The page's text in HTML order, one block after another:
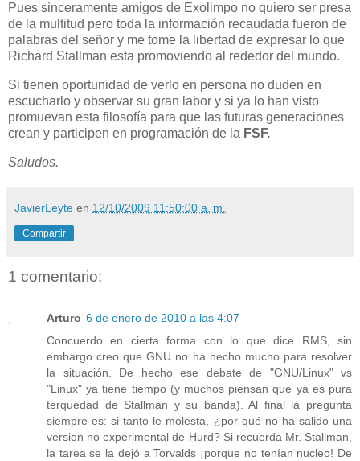
Pues sinceramente amigos de Exolimpo no quiero ser presa
de la multitud pero toda la información recaudada fueron de
palabras del señor y me tome la libertad de expresar lo que
Richard Stallman esta promoviendo al rededor del mundo.
Si tienen oportunidad de verlo en persona no duden en
escucharlo y observar su gran labor y si ya lo han visto
promuevan esta filosofía para que las futuras generaciones
crean y participen en programación de la FSF.
Saludos.
JavierLeyte en 12/10/2009 11:50:00 a. m.
Compartir
1 comentario:
Arturo 6 de enero de 2010 a las 4:07
Concuerdo en cierta forma con lo que dice RMS, sin
embargo creo que GNU no ha hecho mucho para resolver
la situación. De hecho ese debate de "GNU/Linux" vs
"Linux" ya tiene tiempo (y muchos piensan que ya es pura
terquedad de Stallman y su banda). Al final la pregunta
siempre es: si tanto le molesta, ¿por qué no ha salido una
version no experimental de Hurd? Si recuerda Mr. Stallman,
la tarea se la dejó a Torvalds ¡porque no tenían nucleo! De